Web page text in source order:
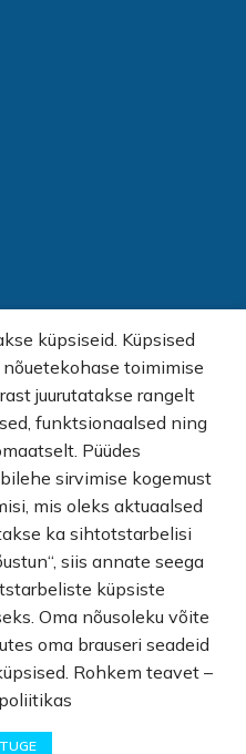
küpsiseid. Küpsised
toimimise
juurutatakse rangelt
funktsionaalsed ning
Püüdes
sirvimise kogemust
mis oleks aktuaalsed
ka sihtotstarbelisi
siis annate seega
küpsiste
Oma nõusoleku võite
oma brauseri seadeid
Rohkem teavet –